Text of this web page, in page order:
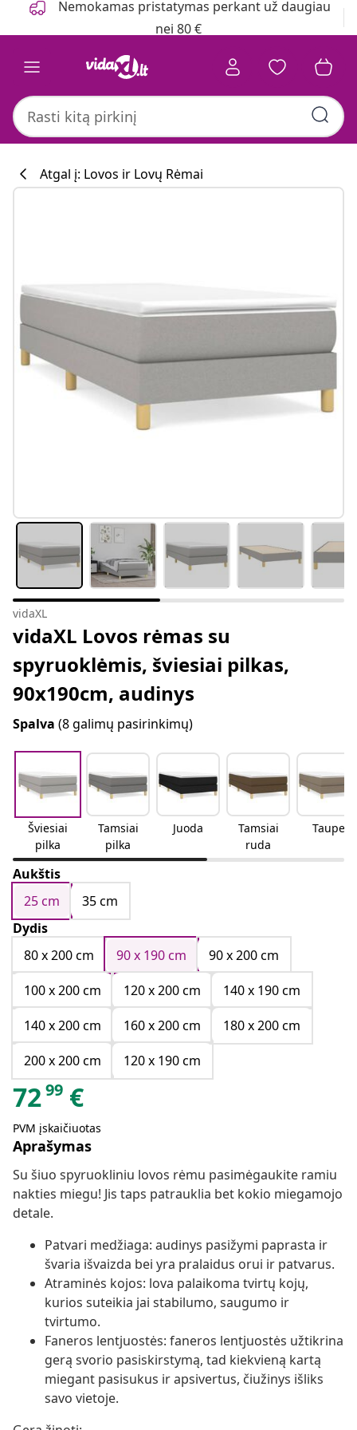
Nemokamas pristatymas perkant už daugiau
nei 80 €
Atgal į: Lovos ir Lovų Rėmai
vidaXL
vidaXL Lovos rėmas su
spyruoklėmis, šviesiai pilkas,
90x190cm, audinys
Spalva (8 galimų pasirinkimų)
Šviesiai
pilka
Tamsiai
pilka
Juoda
Tamsiai
ruda
Taupe
Aukštis
25 cm
35 cm
Dydis
80 x 200 cm
90 x 190 cm
90 x 200 cm
100 x 200 cm
120 x 200 cm
140 x 190 cm
140 x 200 cm
160 x 200 cm
180 x 200 cm
200 x 200 cm
120 x 190 cm
7299 €
PVM įskaičiuotas
Aprašymas
Su šiuo spyruokliniu lovos rėmu pasimėgaukite ramiu
nakties miegu! Jis taps patrauklia bet kokio miegamojo
detale.
Patvari medžiaga: audinys pasižymi paprasta ir
švaria išvaizda bei yra pralaidus orui ir patvarus.
Atraminės kojos: lova palaikoma tvirtų kojų,
kurios suteikia jai stabilumo, saugumo ir
tvirtumo.
Faneros lentjuostės: faneros lentjuostės užtikrina
gerą svorio pasiskirstymą, tad kiekvieną kartą
miegant pasisukus ir apsivertus, čiužinys išliks
savo vietoje.